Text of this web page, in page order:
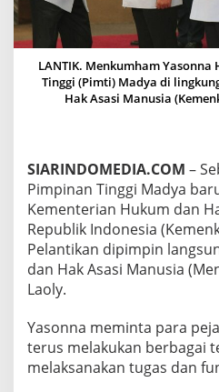
S
O
N
A
M
A
B
U
T
T
E
B
O
S
A
LANTIK. Menkumham
Tinggi (Pimti) Madya di
Hak Asasi Manusia
SIARINDOMEDIA.COM –
Pimpinan Tinggi Madya
Kementerian Hukum dan
Republik Indonesia
Pelantikan dipimpin
dan Hak Asasi Manusia
Laoly.
Yasonna meminta para
terus melakukan berbagai
melaksanakan tugas dan